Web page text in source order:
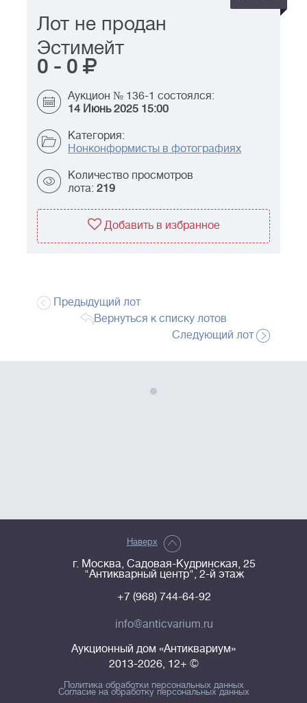
Лот не продан
Эстимейт
0 - 0
Аукцион № 136-1 состоялся:
14 Июнь 2025 15:00
Категория:
Нонконформисты в фотографиях
Количество просмотров
лота: 219
Добавить в избранное
Предыдущий лот
Вернуться к списку лотов
Следующий лот
Наверх
г. Москва, Садовая-Кудринская, 25
"Антикварный центр", 2-й этаж
+7 (968) 744-64-92
info@anticvarium.ru
Аукционный дом «Антиквариум»
2013-2026, 12+ ©
Политика обработки персональных данных
Согласие на обработку персональных данных